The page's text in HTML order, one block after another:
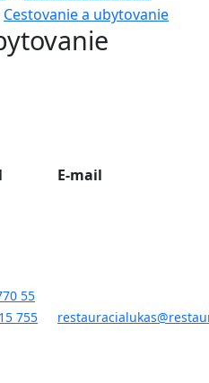
Cestovanie a ubytovanie
E-mail
55
755